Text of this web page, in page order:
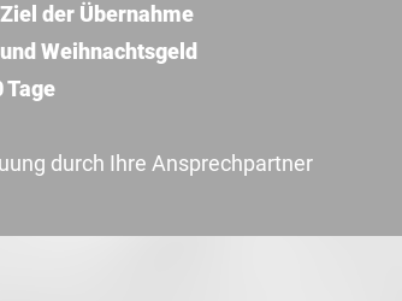
Ziel der Übernahme
Weihnachtsgeld
Tage
durch Ihre Ansprechpartner